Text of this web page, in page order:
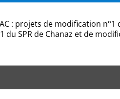
: projets de modification n°1
du SPR de Chanaz et de